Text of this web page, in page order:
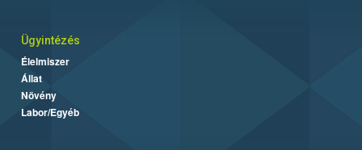
Ügyintézés
Élelmiszer
Állat
Növény
Labor/Egyéb